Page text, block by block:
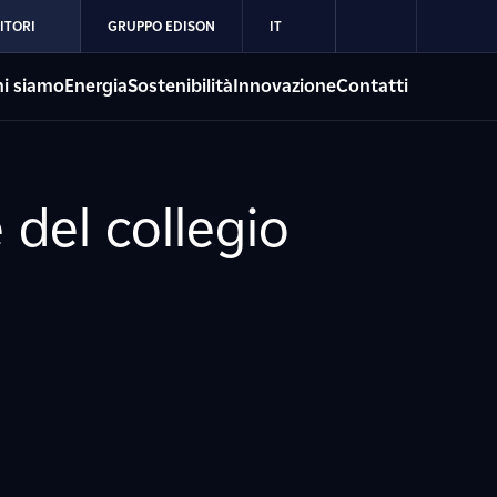
GRUPPO EDISON IT
siamoEnergiaSostenibilitàInnovazioneContatti
del collegio